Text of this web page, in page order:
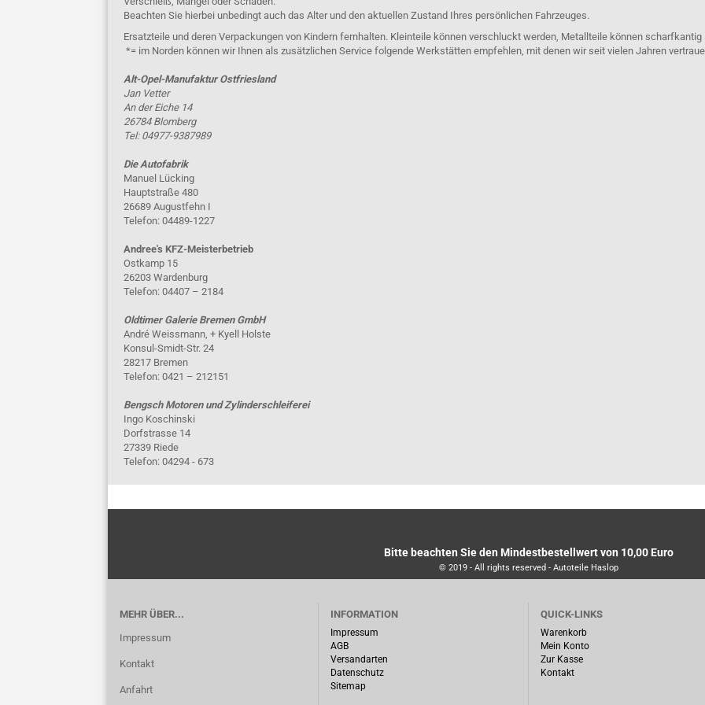
Beachten Sie hierbei unbedingt auch das Alter und den aktuellen Zustand Ihres persönlichen Fahrzeuges.
Ersatzteile und deren Verpackungen von Kindern fernhalten. Kleinteile können verschluckt werden, Metallteile können scharfkantig
*= im Norden können wir Ihnen als zusätzlichen Service folgende Werkstätten empfehlen, mit denen wir seit vielen Jahren
Alt-Opel-Manufaktur Ostfriesland
Jan Vetter
An der Eiche 14
26784 Blomberg
Tel: 04977-9387989
Die Autofabrik
Manuel Lücking
Hauptstraße 480
26689 Augustfehn I
Telefon: 04489-1227
Andree's KFZ-Meisterbetrieb
Ostkamp 15
26203 Wardenburg
Telefon: 04407 – 2184
Oldtimer Galerie Bremen GmbH
André Weissmann, + Kyell Holste
Konsul-Smidt-Str. 24
28217 Bremen
Telefon: 0421 – 212151
Bengsch Motoren und Zylinderschleiferei
Ingo Koschinski
Dorfstrasse 14
27339 Riede
Telefon: 04294 - 673
Bitte beachten Sie den Mindestbestellwert von 10,00 Euro
© 2019 - All rights reserved - Autoteile Haslop
MEHR ÜBER...
Impressum
Kontakt
Anfahrt
INFORMATION
Impressum
AGB
Versandarten
Datenschutz
Sitemap
QUICK-LINKS
Warenkorb
Mein Konto
Zur Kasse
Kontakt